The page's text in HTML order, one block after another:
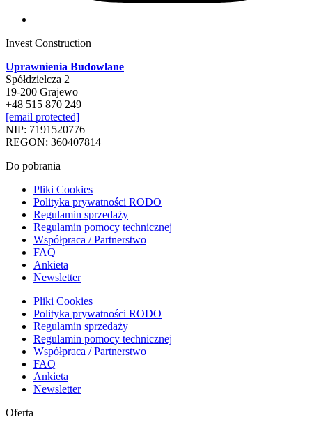
Invest Construction
Uprawnienia Budowlane
Spółdzielcza 2
19-200 Grajewo
+48 515 870 249
[email protected]
NIP: 7191520776
REGON: 360407814
Do pobrania
Pliki Cookies
Polityka prywatności RODO
Regulamin sprzedaży
Regulamin pomocy technicznej
Współpraca / Partnerstwo
FAQ
Ankieta
Newsletter
Pliki Cookies
Polityka prywatności RODO
Regulamin sprzedaży
Regulamin pomocy technicznej
Współpraca / Partnerstwo
FAQ
Ankieta
Newsletter
Oferta